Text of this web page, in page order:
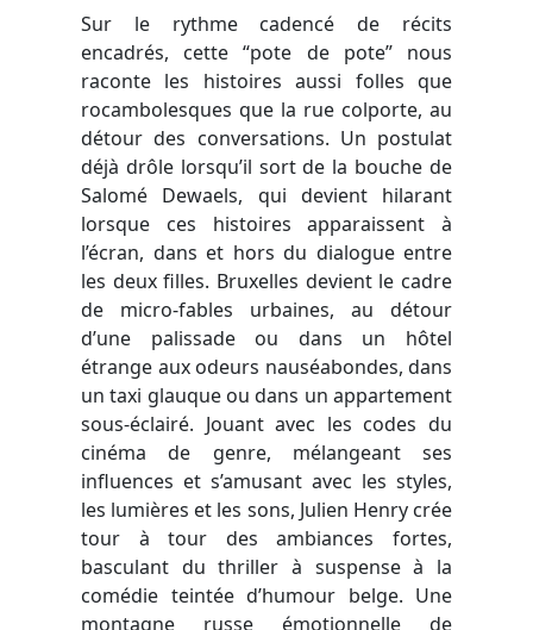
Sur le rythme cadencé de récits
encadrés, cette “pote de pote” nous
raconte les histoires aussi folles que
rocambolesques que la rue colporte, au
détour des conversations. Un postulat
déjà drôle lorsqu’il sort de la bouche de
Salomé Dewaels, qui devient hilarant
lorsque ces histoires apparaissent à
l’écran, dans et hors du dialogue entre
les deux filles. Bruxelles devient le cadre
de micro-fables urbaines, au détour
d’une palissade ou dans un hôtel
étrange aux odeurs nauséabondes, dans
un taxi glauque ou dans un appartement
sous-éclairé. Jouant avec les codes du
cinéma de genre, mélangeant ses
influences et s’amusant avec les styles,
les lumières et les sons, Julien Henry crée
tour à tour des ambiances fortes,
basculant du thriller à suspense à la
comédie teintée d’humour belge. Une
montagne russe émotionnelle de